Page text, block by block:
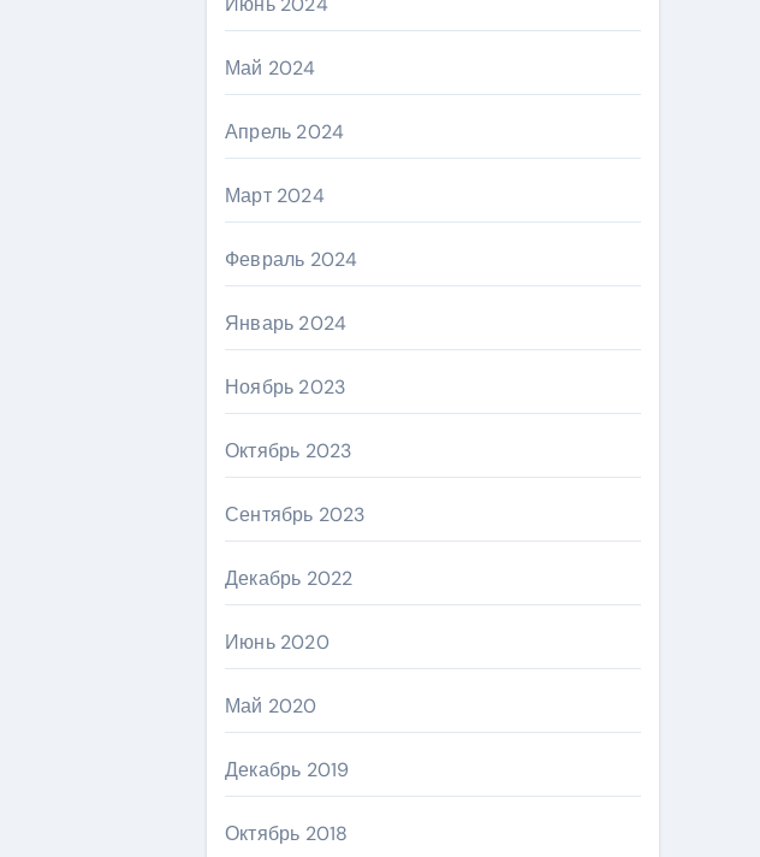
Май 2024
Апрель 2024
Март 2024
Февраль 2024
Январь 2024
Ноябрь 2023
Октябрь 2023
Сентябрь 2023
Декабрь 2022
Июнь 2020
Май 2020
Декабрь 2019
Октябрь 2018